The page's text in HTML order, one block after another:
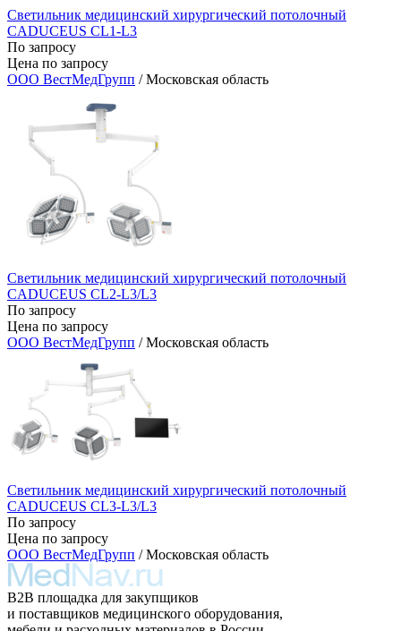
Светильник медицинский хирургический потолочный
CADUCEUS CL1-L3
По запросу
Цена по запросу
ООО ВестМедГрупп / Московская область
Светильник медицинский хирургический потолочный
CADUCEUS CL2-L3/L3
По запросу
Цена по запросу
ООО ВестМедГрупп / Московская область
Светильник медицинский хирургический потолочный
CADUCEUS CL3-L3/L3
По запросу
Цена по запросу
ООО ВестМедГрупп / Московская область
B2B площадка для закупщиков
и поставщиков медицинского оборудования,